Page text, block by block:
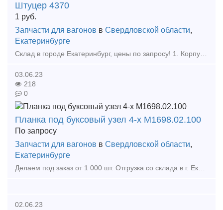
Штуцер 4370
1 руб.
Запчасти для вагонов в Свердловской области,
Екатеринбурге
Склад в городе Екатеринбург, цены по запросу! 1. Корпус Буксы (Восстановленный ) 2. Крышка крепительная 3. Лабиринтное кольцо 4. Штуцер 4370 6. Штуцер 190.02А 7. Ручка ра
03.06.23
218
0
Планка под буксовый узел 4-х М1698.02.100
По запросу
Запчасти для вагонов в Свердловской области,
Екатеринбурге
Делаем под заказ от 1 000 шт. Отгрузка со склада в г. Екатеринбург. Продукция 2019 года выпуска, с документами. Прокладка между рамой и буксой, предотвращает износ рамы.
02.06.23